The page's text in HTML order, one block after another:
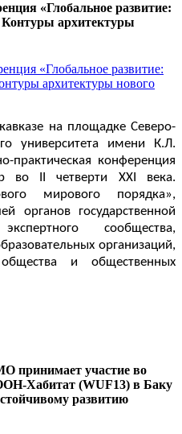
«Глобальное развитие:
архитектуры
на площадке Северо-
университета имени К.Л.
практическая конференция
во II четверти XXI века.
мирового порядка»,
органов государственной
сообщества,
организаций,
общества и общественных
принимает участие во
Хабитат (WUF13) в Баку
развитию